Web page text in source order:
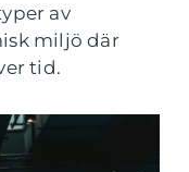
av
miljö där
tid.